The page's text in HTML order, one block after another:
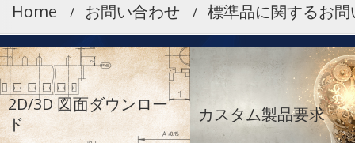
Home お問い合わせ 標準品に関するお
2D/3D 図面ダウンロー
ド
カスタム製品要求